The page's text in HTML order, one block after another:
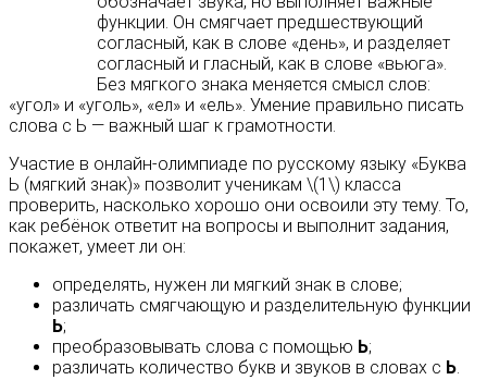
функции. Он смягчает предшествующий
согласный, как в слове «день», и разделяет
согласный и гласный, как в слове «вьюга».
Без мягкого знака меняется смысл слов:
«угол» и «уголь», «ел» и «ель». Умение правильно писать
слова с Ь — важный шаг к грамотности.
Участие в онлайн-олимпиаде по русскому языку «Буква
Ь (мягкий знак)» позволит ученикам \(1\) класса
проверить, насколько хорошо они освоили эту тему. То,
как ребёнок ответит на вопросы и выполнит задания,
покажет, умеет ли он:
определять, нужен ли мягкий знак в слове;
различать смягчающую и разделительную функции
Ь;
преобразовывать слова с помощью Ь;
различать количество букв и звуков в словах с Ь.